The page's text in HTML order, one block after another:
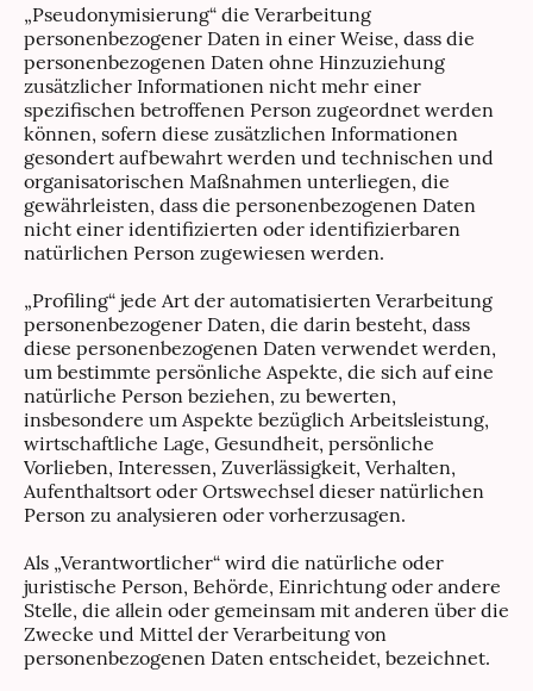
„Pseudonymisierung“ die Verarbeitung
personenbezogener Daten in einer Weise, dass die
personenbezogenen Daten ohne Hinzuziehung
zusätzlicher Informationen nicht mehr einer
spezifischen betroffenen Person zugeordnet werden
können, sofern diese zusätzlichen Informationen
gesondert aufbewahrt werden und technischen und
organisatorischen Maßnahmen unterliegen, die
gewährleisten, dass die personenbezogenen Daten
nicht einer identifizierten oder identifizierbaren
natürlichen Person zugewiesen werden.
„Profiling“ jede Art der automatisierten Verarbeitung
personenbezogener Daten, die darin besteht, dass
diese personenbezogenen Daten verwendet werden,
um bestimmte persönliche Aspekte, die sich auf eine
natürliche Person beziehen, zu bewerten,
insbesondere um Aspekte bezüglich Arbeitsleistung,
wirtschaftliche Lage, Gesundheit, persönliche
Vorlieben, Interessen, Zuverlässigkeit, Verhalten,
Aufenthaltsort oder Ortswechsel dieser natürlichen
Person zu analysieren oder vorherzusagen.
Als „Verantwortlicher“ wird die natürliche oder
juristische Person, Behörde, Einrichtung oder andere
Stelle, die allein oder gemeinsam mit anderen über die
Zwecke und Mittel der Verarbeitung von
personenbezogenen Daten entscheidet, bezeichnet.